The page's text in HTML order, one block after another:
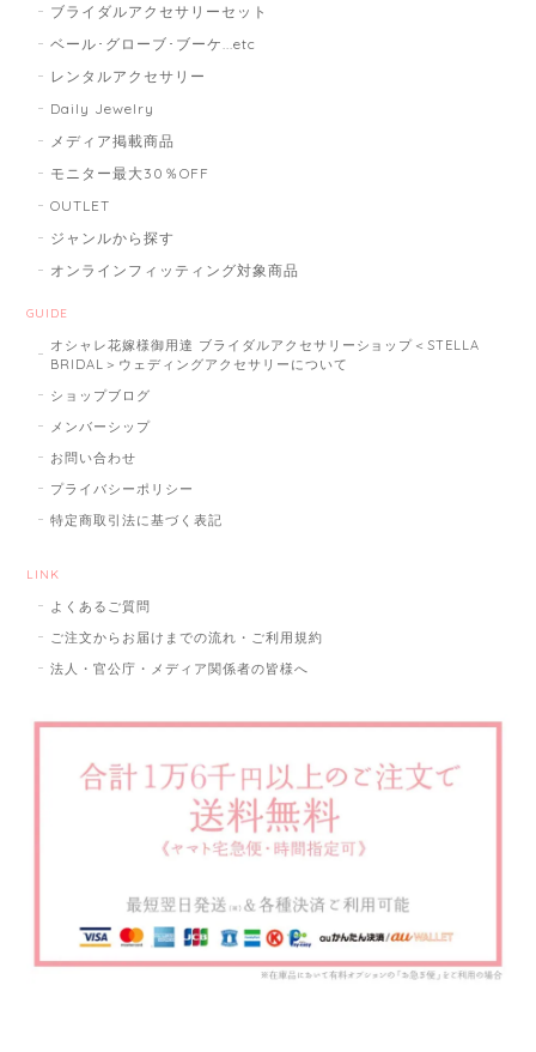
ブライダルアクセサリーセット
ベール･グローブ･ブーケ...etc
レンタルアクセサリー
Daily Jewelry
メディア掲載商品
モニター最大30％OFF
OUTLET
ジャンルから探す
オンラインフィッティング対象商品
GUIDE
オシャレ花嫁様御用達 ブライダルアクセサリーショップ＜STELLA
BRIDAL＞ウェディングアクセサリーについて
ショップブログ
メンバーシップ
お問い合わせ
プライバシーポリシー
特定商取引法に基づく表記
LINK
よくあるご質問
ご注文からお届けまでの流れ・ご利用規約
法人・官公庁・メディア関係者の皆様へ